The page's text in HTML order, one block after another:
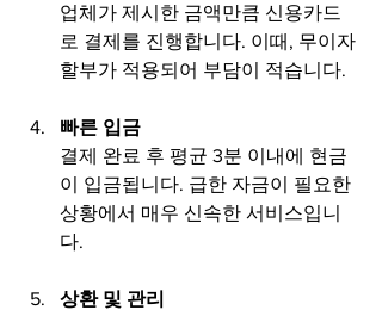
업체가 제시한 금액만큼 신용카드
로 결제를 진행합니다. 이때, 무이자
할부가 적용되어 부담이 적습니다.
빠른 입금
결제 완료 후 평균 3분 이내에 현금
이 입금됩니다. 급한 자금이 필요한
상황에서 매우 신속한 서비스입니
다.
상환 및 관리